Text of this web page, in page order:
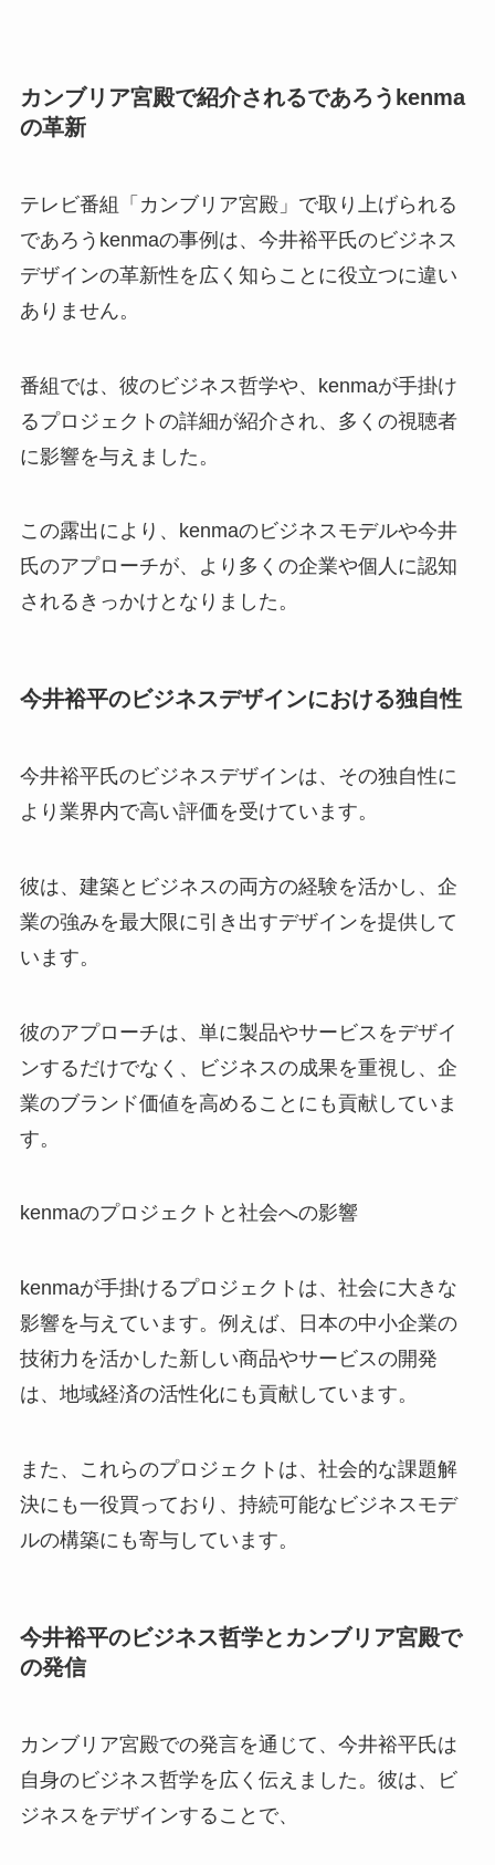
カンブリア宮殿で紹介されるであろうkenma
の革新
テレビ番組「カンブリア宮殿」で取り上げられる
であろうkenmaの事例は、今井裕平氏のビジネス
デザインの革新性を広く知らことに役立つに違い
ありません。
番組では、彼のビジネス哲学や、kenmaが手掛け
るプロジェクトの詳細が紹介され、多くの視聴者
に影響を与えました。
この露出により、kenmaのビジネスモデルや今井
氏のアプローチが、より多くの企業や個人に認知
されるきっかけとなりました。
今井裕平のビジネスデザインにおける独自性
今井裕平氏のビジネスデザインは、その独自性に
より業界内で高い評価を受けています。
彼は、建築とビジネスの両方の経験を活かし、企
業の強みを最大限に引き出すデザインを提供して
います。
彼のアプローチは、単に製品やサービスをデザイ
ンするだけでなく、ビジネスの成果を重視し、企
業のブランド価値を高めることにも貢献していま
す。
kenmaのプロジェクトと社会への影響
kenmaが手掛けるプロジェクトは、社会に大きな
影響を与えています。例えば、日本の中小企業の
技術力を活かした新しい商品やサービスの開発
は、地域経済の活性化にも貢献しています。
また、これらのプロジェクトは、社会的な課題解
決にも一役買っており、持続可能なビジネスモデ
ルの構築にも寄与しています。
今井裕平のビジネス哲学とカンブリア宮殿で
の発信
カンブリア宮殿での発言を通じて、今井裕平氏は
自身のビジネス哲学を広く伝えました。彼は、ビ
ジネスをデザインすることで、